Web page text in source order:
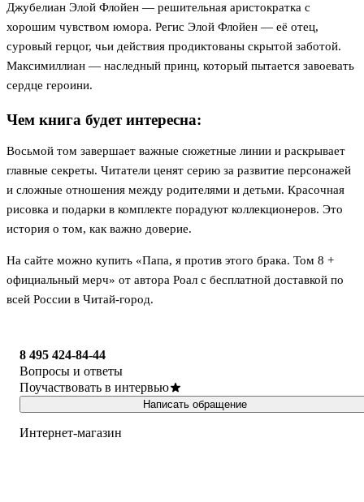
Джубелиан Элой Флойен — решительная аристократка с
хорошим чувством юмора. Регис Элой Флойен — её отец,
суровый герцог, чьи действия продиктованы скрытой заботой.
Максимиллиан — наследный принц, который пытается завоевать
сердце героини.
Чем книга будет интересна:
Восьмой том завершает важные сюжетные линии и раскрывает
главные секреты. Читатели ценят серию за развитие персонажей
и сложные отношения между родителями и детьми. Красочная
рисовка и подарки в комплекте порадуют коллекционеров. Это
история о том, как важно доверие.
На сайте можно купить «Папа, я против этого брака. Том 8 +
официальный мерч» от автора Роал с бесплатной доставкой по
всей России в Читай-город.
8 495 424-84-44
Вопросы и ответы
Поучаствовать в интервью
Написать обращение
Интернет-магазин